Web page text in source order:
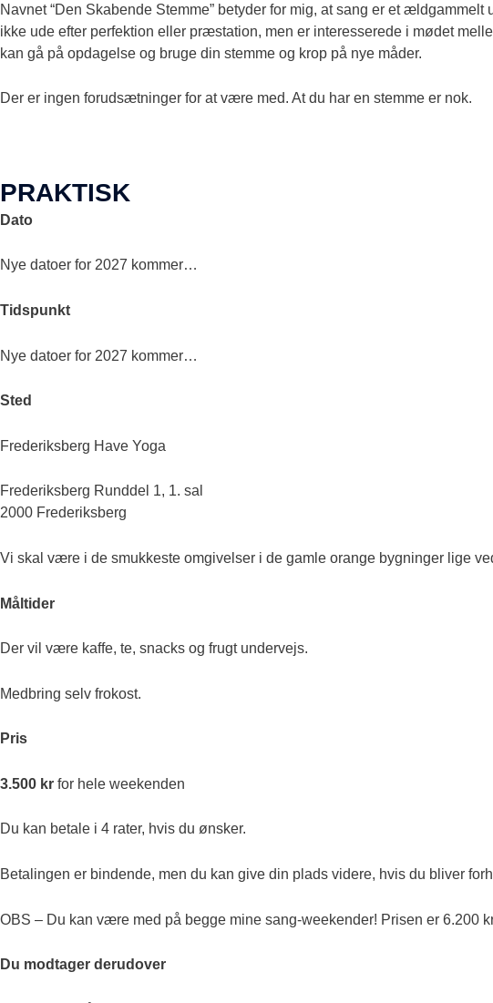
Navnet “Den Skabende Stemme” betyder for mig, at sang er et
ikke ude efter perfektion eller præstation, men er interesserede i mødet
kan gå på opdagelse og bruge din stemme og krop på nye måder.
Der er ingen forudsætninger for at være med. At du har en stemme er nok.
PRAKTISK
Dato
Nye datoer for 2027 kommer…
Tidspunkt
Nye datoer for 2027 kommer…
Sted
Frederiksberg Have Yoga
Frederiksberg Runddel 1, 1. sal
2000 Frederiksberg
Vi skal være i de smukkeste omgivelser i de gamle orange bygninger lige
Måltider
Der vil være kaffe, te, snacks og frugt undervejs.
Medbring selv frokost.
Pris
3.500 kr for hele weekenden
Du kan betale i 4 rater, hvis du ønsker.
Betalingen er bindende, men du kan give din plads videre, hvis du bliver
OBS – Du kan være med på begge mine sang-weekender! Prisen er 6.200
Du modtager derudover